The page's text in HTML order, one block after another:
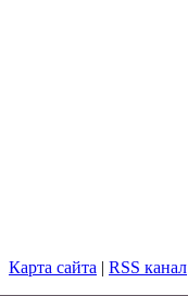
Карта сайта | RSS канал